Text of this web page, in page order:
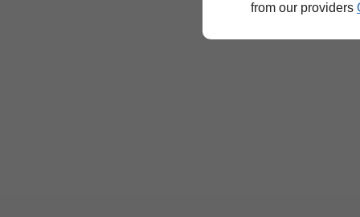
from our providers